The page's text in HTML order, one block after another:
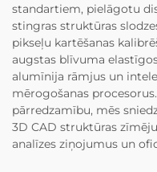
standartiem, pielāgotu
stingras struktūras
pikseļu kartēšanas
augstas blīvuma
alumīnija rāmjus un
mērogošanas
pārredzamību, mēs
3D CAD struktūras
analīzes ziņojumus un